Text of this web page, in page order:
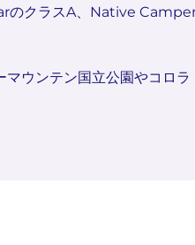
のクラスA、Native
マウンテン国立公園やコロ